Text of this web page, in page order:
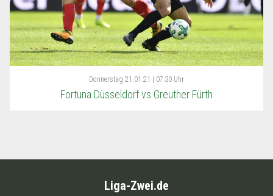
Donnerstag 21.01.21 | 07:30 Uhr
Fortuna Düsseldorf vs Greuther Fürth
Liga-Zwei.de